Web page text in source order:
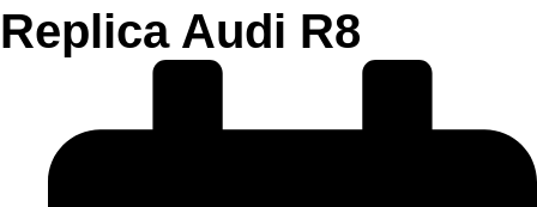
Replica Audi R8